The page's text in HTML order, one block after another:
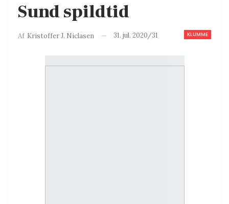
Sund spildtid
KLUMME
Af Kristoffer J. Niclasen 31. jul. 2020/31